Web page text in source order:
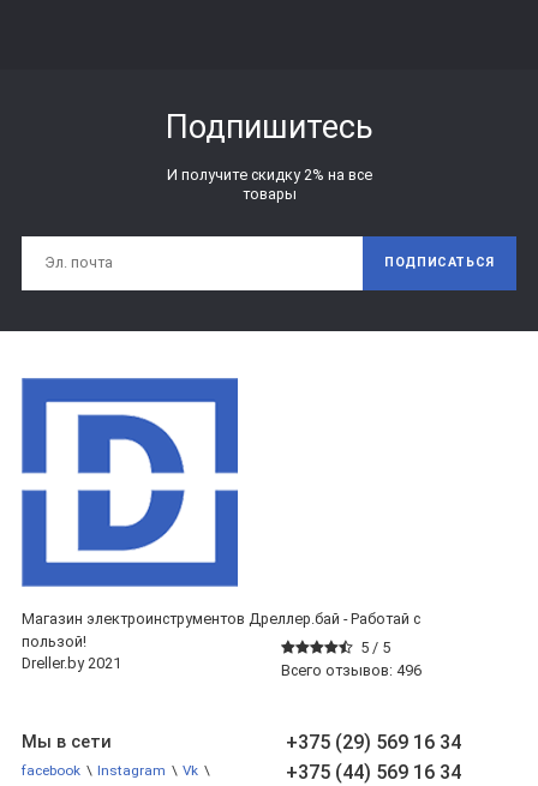
Подпишитесь
И получите скидку 2% на все
товары
ПОДПИСАТЬСЯ
Магазин электроинструментов Дреллер.бай - Работай с
пользой!
5 / 5
Всего отзывов: 496
Dreller.by 2021
+375 (29) 569 16 34
+375 (44) 569 16 34
Мы в сети
facebook \ Instagram \ Vk \